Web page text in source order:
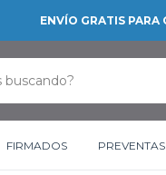
FIRMADOS PREVENTAS